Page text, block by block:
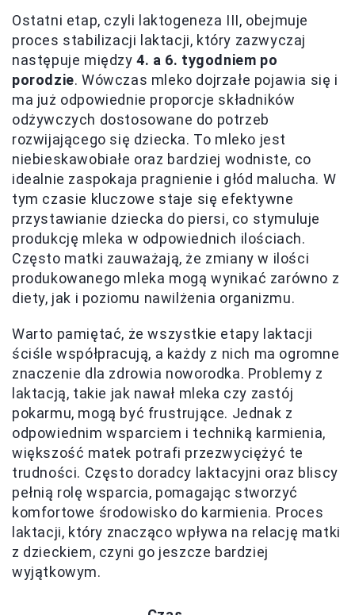
Ostatni etap, czyli laktogeneza III, obejmuje
proces stabilizacji laktacji, który zazwyczaj
następuje między4. a 6. tygodniem po
porodzie. Wówczas mleko dojrzałe pojawia się i
ma już odpowiednie proporcje składników
odżywczych dostosowane do potrzeb
rozwijającego się dziecka. To mleko jest
niebieskawobiałe oraz bardziej wodniste, co
idealnie zaspokaja pragnienie i głód malucha. W
tym czasie kluczowe staje się efektywne
przystawianie dziecka do piersi, co stymuluje
produkcję mleka w odpowiednich ilościach.
Często matki zauważają, że zmiany w ilości
produkowanego mleka mogą wynikać zarówno z
diety, jak i poziomu nawilżenia organizmu.
Warto pamiętać, że wszystkie etapy laktacji
ściśle współpracują, a każdy z nich ma ogromne
znaczenie dla zdrowia noworodka. Problemy z
laktacją, takie jak nawał mleka czy zastój
pokarmu, mogą być frustrujące. Jednak z
odpowiednim wsparciem i techniką karmienia,
większość matek potrafi przezwyciężyć te
trudności. Często doradcy laktacyjni oraz bliscy
pełnią rolę wsparcia, pomagając stworzyć
komfortowe środowisko do karmienia. Proces
laktacji, który znacząco wpływa na relację matki
z dzieckiem, czyni go jeszcze bardziej
wyjątkowym.